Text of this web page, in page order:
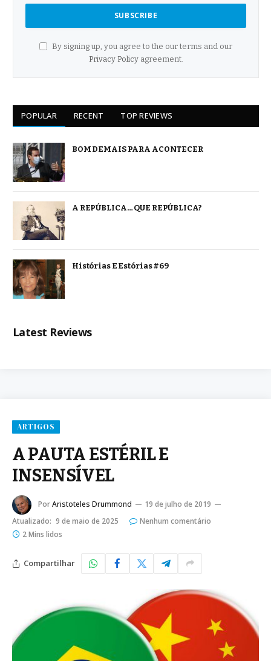
By signing up, you agree to the our terms and our
Privacy Policyagreement.
POPULAR RECENT TOP REVIEWS
BOM DEMAIS PARA ACONTECER
A REPÚBLICA… QUE REPÚBLICA?
Histórias E Estórias #69
Latest Reviews
ARTIGOS
A PAUTA ESTÉRIL E
INSENSÍVEL
PorAristoteles Drummond
19 de julho de 2019
Atualizado: 9 de maio de 2025
Nenhum comentário
2 Mins lidos
Compartilhar